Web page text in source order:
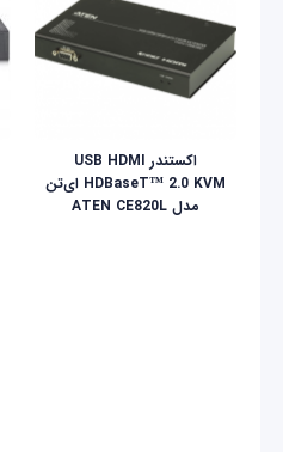
اکستندر USB HDMI
HDBaseT™ 2.0 KVM ای‌تن
مدل ATEN CE820L